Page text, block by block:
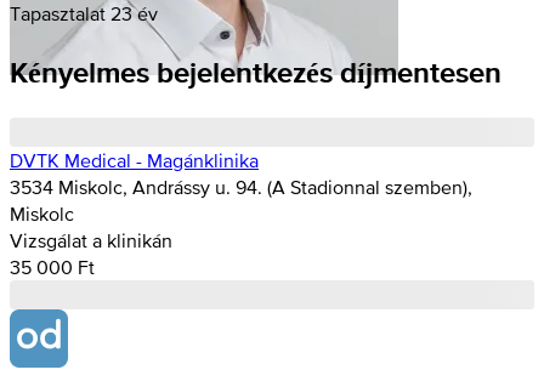
Tapasztalat 23 év
Kényelmes bejelentkezés díjmentesen
DVTK Medical - Magánklinika
3534 Miskolc, Andrássy u. 94. (A Stadionnal szemben),
Miskolc
Vizsgálat a klinikán
35 000 Ft